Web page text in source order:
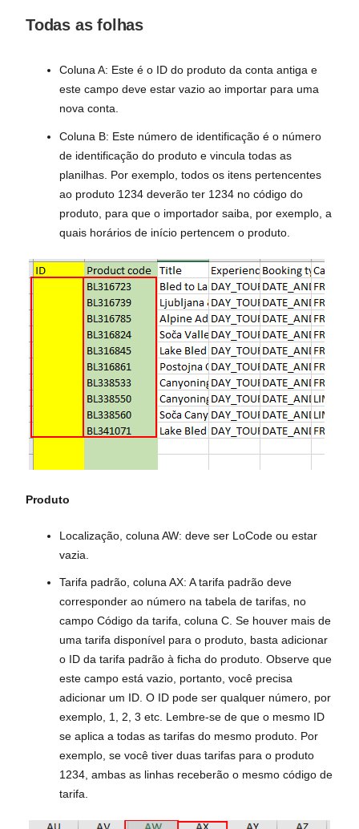
Todas as folhas
Coluna A: Este é o ID do produto da conta antiga e
este campo deve estar vazio ao importar para uma
nova conta.
Coluna B: Este número de identificação é o número
de identificação do produto e vincula todas as
planilhas. Por exemplo, todos os itens pertencentes
ao produto 1234 deverão ter 1234 no código do
produto, para que o importador saiba, por exemplo, a
quais horários de início pertencem o produto.
Produto
Localização, coluna AW: deve ser LoCode ou estar
vazia.
Tarifa padrão, coluna AX: A tarifa padrão deve
corresponder ao número na tabela de tarifas, no
campo Código da tarifa, coluna C. Se houver mais de
uma tarifa disponível para o produto, basta adicionar
o ID da tarifa padrão à ficha do produto. Observe que
este campo está vazio, portanto, você precisa
adicionar um ID. O ID pode ser qualquer número, por
exemplo, 1, 2, 3 etc. Lembre-se de que o mesmo ID
se aplica a todas as tarifas do mesmo produto. Por
exemplo, se você tiver duas tarifas para o produto
1234, ambas as linhas receberão o mesmo código de
tarifa.